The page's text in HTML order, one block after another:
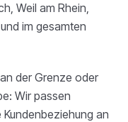
Weil am Rhein,
im gesamten
der Grenze oder
Wir passen
an